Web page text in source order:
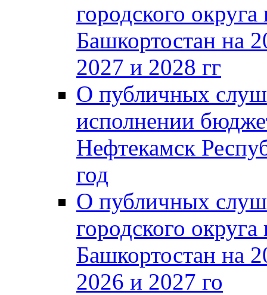
городского
Башкортостан на
2027 и 2028 гг
О публичных
исполнении
Нефтекамск
год
О публичных
городского
Башкортостан на
2026 и 2027 го